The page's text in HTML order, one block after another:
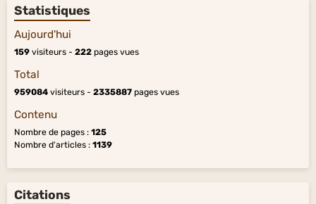
Statistiques
Aujourd'hui
159 visiteurs - 222 pages vues
Total
959084 visiteurs - 2335887 pages vues
Contenu
Nombre de pages : 125
Nombre d'articles : 1139
Citations